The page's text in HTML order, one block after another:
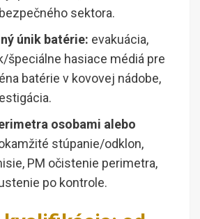
sektora.
únik batérie: evakuácia,
špeciálne hasiace médiá pre
batérie v kovovej nádobe,
osobami alebo
stúpanie/odklon,
PM očistenie perimetra,
po kontrole.